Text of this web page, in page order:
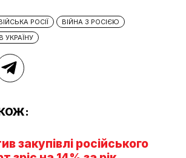
РОСІЇ
ВІЙНА З РОСІЄЮ
УКРАЇНУ
закупівлі російського